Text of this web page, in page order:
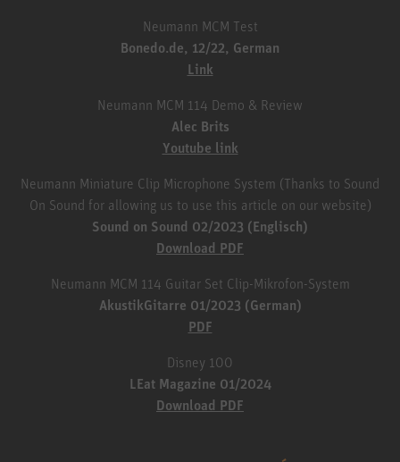
Neumann MCM Test
Bonedo.de, 12/22, German
Link
Neumann MCM 114 Demo & Review
Alec Brits
Youtube link
Neumann Miniature Clip Microphone System (Thanks to Sound
On Sound for allowing us to use this article on our website)
Sound on Sound 02/2023 (Englisch)
Download PDF
Neumann MCM 114 Guitar Set Clip-Mikrofon-System
AkustikGitarre 01/2023 (German)
PDF
Disney 100
LEat Magazine 01/2024
Download PDF